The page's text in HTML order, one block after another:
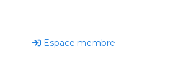
Espace membre